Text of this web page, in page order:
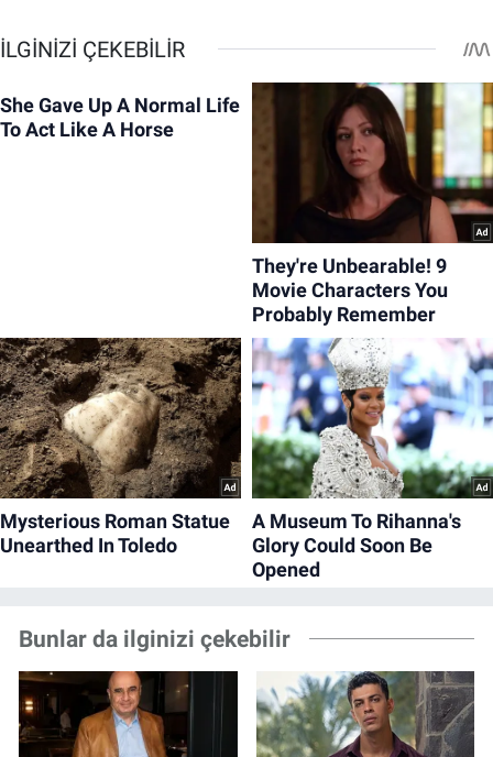
Bunlar da ilginizi çekebilir